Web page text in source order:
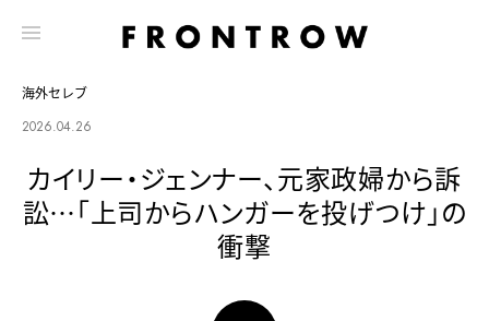
海外セレブ
2026.04.26
カイリー・ジェンナー、元家政婦から訴
訟…「上司からハンガーを投げつけ」の
衝撃